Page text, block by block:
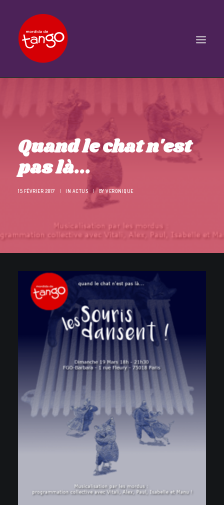
STAGES
WORKSHOPS
GALERIES
CONTACTEZ-NOUS
YOUTUBE
RECHERCHE
Quand le chat n'est
pas là...
15 FÉVRIER 2017 | IN ACTUS | BYVERONIQUE